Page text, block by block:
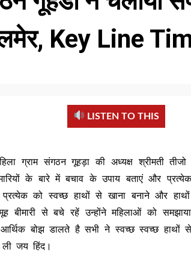
Key Line
LISTEN TO THIS
ग्राम संगठन गूहड़ा की अध्यक्ष श्रीमती
के बारे में बचाव के उपाय बताएं और
को स्वच्छ हाथों से खाना बनाने और
बीमारी से बचे रहें उन्होंने महिलाओं को
आर्थिक बोझ डालते है सभी ने स्वच्छ स्वच्छ
ली जय हिंद।